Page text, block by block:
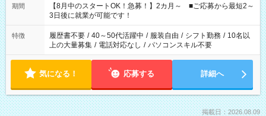
「できれば残業はしたくない」 など、ご希望を教えてください
ね。 ※Wワーク希望の方へ 今ご覧のお仕事で希望する勤務時間
と、もう1つのお仕事の勤務時間。 合計で週40時間を超える場
合は応募できません。
期間
【8月中のスタートOK！急募！】2カ月～ ■ご応募から最短2～
3日後に就業が可能です！
特徴 履歴書不要 / 40～50代活躍中 / 服装自由 / シフト勤務 / 10名以
上の大量募集 / 電話対応なし / パソコンスキル不要
気になる！ 応募する 詳細へ
掲載日：2026.08.09